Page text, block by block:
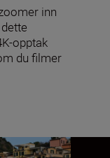
inn
opptak
du filmer